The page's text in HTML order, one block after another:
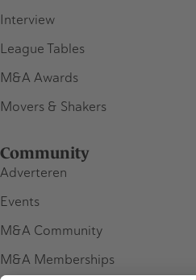
Interview
League Tables
M&A Awards
Movers & Shakers
Community
Adverteren
Events
M&A Community
M&A Memberships